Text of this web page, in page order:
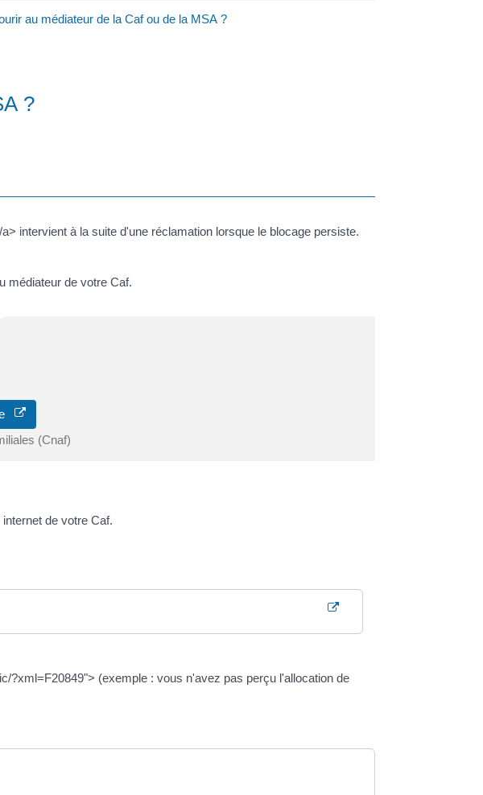
au médiateur de la Caf ou de la MSA ?
?
intervient à la suite d'une réclamation lorsque le blocage persiste.
médiateur de votre Caf.
(Cnaf)
de votre Caf.
?xml=F20849"> (exemple : vous n'avez pas perçu l'allocation de